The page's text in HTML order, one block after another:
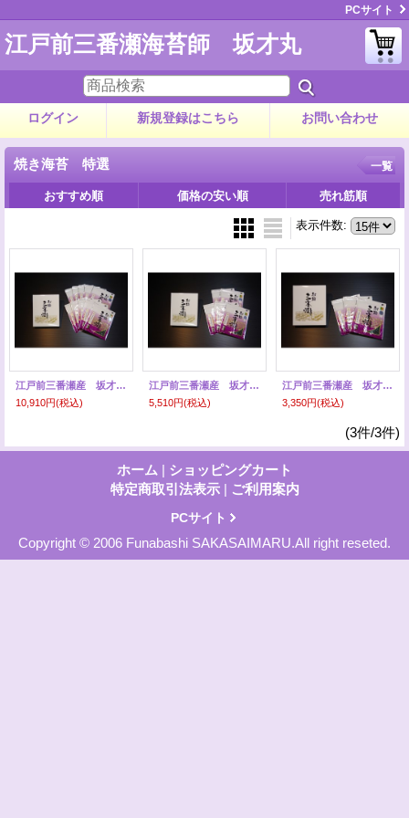
PCサイト
江戸前三番瀬海苔師 坂才丸
ログイン 新規登録はこちら お問い合わせ
焼き海苔 特選 一覧
おすすめ順 価格の安い順 売れ筋順
表示件数:
江戸前三番瀬産 坂才丸の海苔 特選 １０帖
10,910円(税込)
江戸前三番瀬産 坂才丸の海苔 特選 ５帖
5,510円(税込)
江戸前三番瀬産 坂才丸の海苔 特選 ３帖
3,350円(税込)
(3件/3件)
ホーム | ショッピングカート
特定商取引法表示 | ご利用案内
PCサイト
Copyright © 2006 Funabashi SAKASAIMARU.All right reseted.